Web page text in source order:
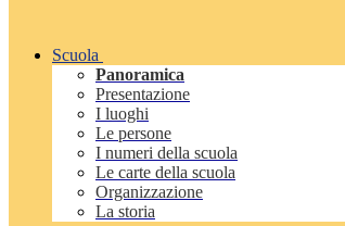
Scuola
Panoramica
Presentazione
I luoghi
Le persone
I numeri della scuola
Le carte della scuola
Organizzazione
La storia